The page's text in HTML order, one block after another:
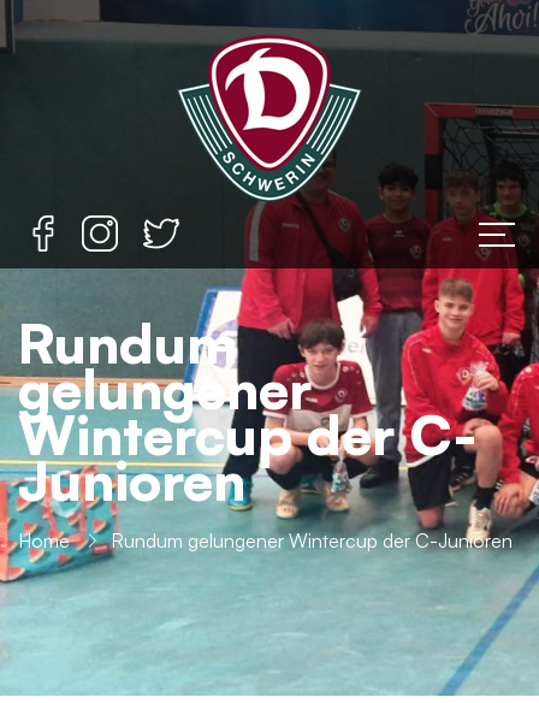
Rundum
gelungener
Wintercup der C-
Junioren
Home Rundum gelungener Wintercup der C-Junioren